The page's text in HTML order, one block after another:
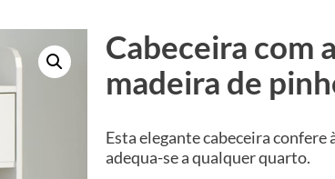
Cabeceira com
madeira de
Esta elegante cabeceira
adequa-se a qualquer quarto.